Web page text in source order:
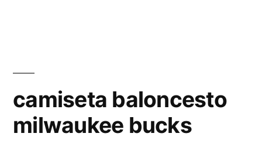
camiseta baloncesto
milwaukee bucks